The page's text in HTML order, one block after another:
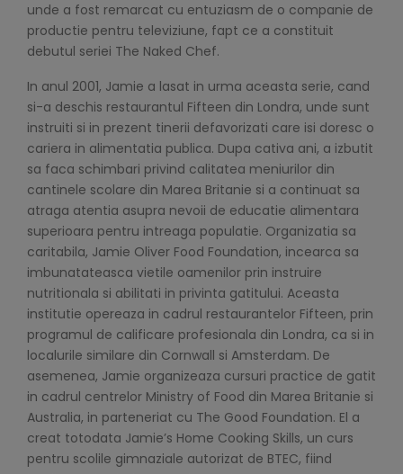
unde a fost remarcat cu entuziasm de o companie de
productie pentru televiziune, fapt ce a constituit
debutul seriei The Naked Chef.
In anul 2001, Jamie a lasat in urma aceasta serie, cand
si-a deschis restaurantul Fifteen din Londra, unde sunt
instruiti si in prezent tinerii defavorizati care isi doresc o
cariera in alimentatia publica. Dupa cativa ani, a izbutit
sa faca schimbari privind calitatea meniurilor din
cantinele scolare din Marea Britanie si a continuat sa
atraga atentia asupra nevoii de educatie alimentara
superioara pentru intreaga populatie. Organizatia sa
caritabila, Jamie Oliver Food Foundation, incearca sa
imbunatateasca vietile oamenilor prin instruire
nutritionala si abilitati in privinta gatitului. Aceasta
institutie opereaza in cadrul restaurantelor Fifteen, prin
programul de calificare profesionala din Londra, ca si in
localurile similare din Cornwall si Amsterdam. De
asemenea, Jamie organizeaza cursuri practice de gatit
in cadrul centrelor Ministry of Food din Marea Britanie si
Australia, in parteneriat cu The Good Foundation. El a
creat totodata Jamie’s Home Cooking Skills, un curs
pentru scolile gimnaziale autorizat de BTEC, fiind